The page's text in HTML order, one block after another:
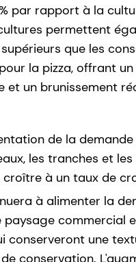
par rapport à la
permettent
que les
la pizza, offrant
un brunissement
de la demande
les tranches et les
à un taux de
à alimenter la
paysage commercial
conserveront une
conservation.